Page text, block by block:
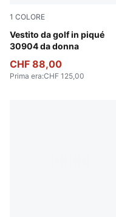
1 COLORE
Vestito da golf in piqué
30904 da donna
Warm White
CHF 88,00
Prima era:CHF 125,00